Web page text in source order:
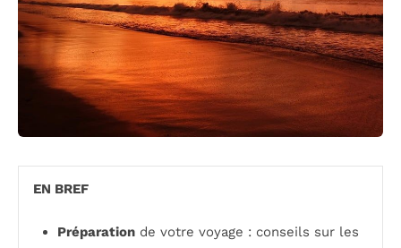
EN BREF
Préparation de votre voyage : conseils sur les